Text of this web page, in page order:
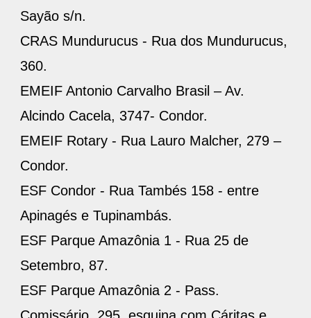
Sayão s/n.
CRAS Mundurucus - Rua dos Mundurucus,
360.
EMEIF Antonio Carvalho Brasil – Av.
Alcindo Cacela, 3747- Condor.
EMEIF Rotary - Rua Lauro Malcher, 279 –
Condor.
ESF Condor - Rua Tambés 158 - entre
Apinagés e Tupinambás.
ESF Parque Amazônia 1 - Rua 25 de
Setembro, 87.
ESF Parque Amazônia 2 - Pass.